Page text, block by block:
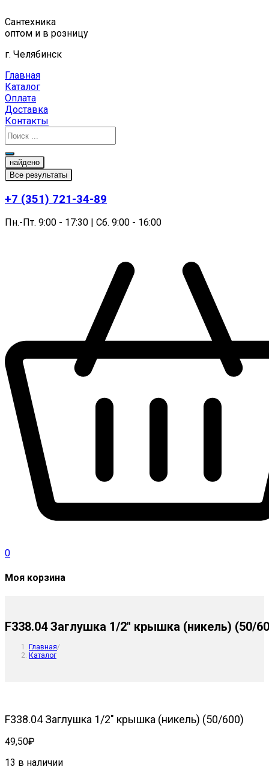
к
содержимому
Сантехника
оптом и в розницу
г. Челябинск
Главная
Каталог
Оплата
Доставка
Контакты
найдено
Все результаты
+7 (351) 721-34-89
Пн.-Пт. 9:00 - 17:30 | Сб. 9:00 - 16:00
0
Моя корзина
F338.04 Заглушка 1/2″ крышка (никель) (50/
Главная/
Каталог
F338.04 Заглушка 1/2″ крышка (никель) (50/600)
49,50₽
13 в наличии